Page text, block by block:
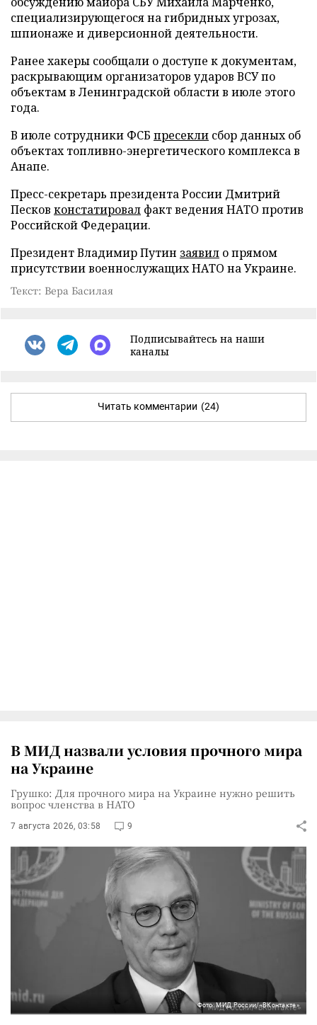
специализирующегося на гибридных угрозах,
шпионаже и диверсионной деятельности.
Ранее хакеры сообщали о доступе к документам,
раскрывающим организаторов ударов ВСУ по
объектам в Ленинградской области в июле этого
года.
В июле сотрудники ФСБ пресекли сбор данных об
объектах топливно-энергетического комплекса в
Анапе.
Пресс-секретарь президента России Дмитрий
Песков констатировал факт ведения НАТО против
Российской Федерации.
Президент Владимир Путин заявил о прямом
присутствии военнослужащих НАТО на Украине.
Текст: Вера Басилая
Подписывайтесь на наши
каналы
Читать комментарии (24)
В МИД назвали условия прочного мира
на Украине
Грушко: Для прочного мира на Украине нужно решить
вопрос членства в НАТО
7 августа 2026, 03:58 9
Фото: МИД России/«ВКонтакте»